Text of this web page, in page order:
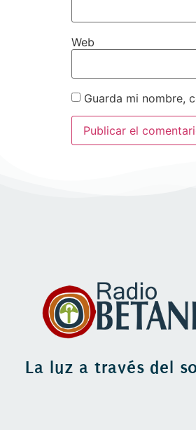
Web
Guarda mi nombre,
La luz a través del